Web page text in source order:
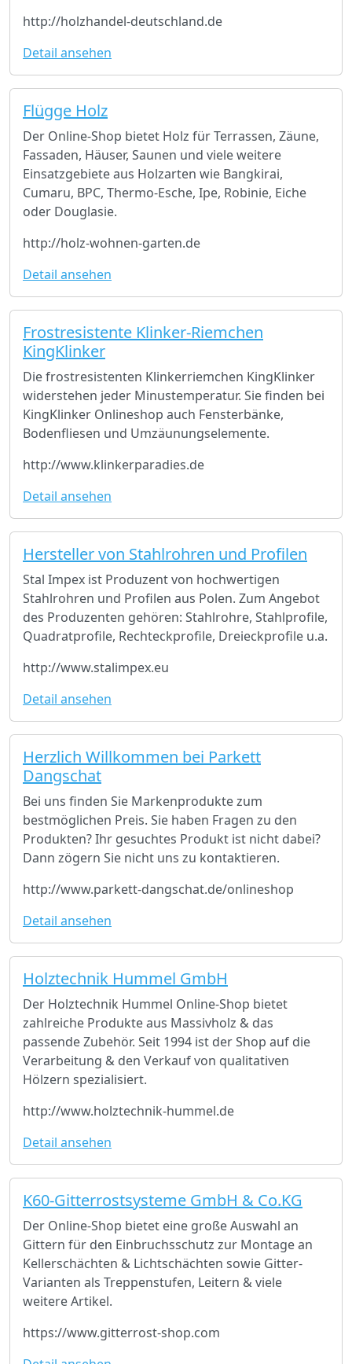
http://holzhandel-deutschland.de
Detail ansehen
Flügge Holz
Der Online-Shop bietet Holz für Terrassen, Zäune,
Fassaden, Häuser, Saunen und viele weitere
Einsatzgebiete aus Holzarten wie Bangkirai,
Cumaru, BPC, Thermo-Esche, Ipe, Robinie, Eiche
oder Douglasie.
http://holz-wohnen-garten.de
Detail ansehen
Frostresistente Klinker-Riemchen
KingKlinker
Die frostresistenten Klinkerriemchen KingKlinker
widerstehen jeder Minustemperatur. Sie finden bei
KingKlinker Onlineshop auch Fensterbänke,
Bodenfliesen und Umzäunungselemente.
http://www.klinkerparadies.de
Detail ansehen
Hersteller von Stahlrohren und Profilen
Stal Impex ist Produzent von hochwertigen
Stahlrohren und Profilen aus Polen. Zum Angebot
des Produzenten gehören: Stahlrohre, Stahlprofile,
Quadratprofile, Rechteckprofile, Dreieckprofile u.a.
http://www.stalimpex.eu
Detail ansehen
Herzlich Willkommen bei Parkett
Dangschat
Bei uns finden Sie Markenprodukte zum
bestmöglichen Preis. Sie haben Fragen zu den
Produkten? Ihr gesuchtes Produkt ist nicht dabei?
Dann zögern Sie nicht uns zu kontaktieren.
http://www.parkett-dangschat.de/onlineshop
Detail ansehen
Holztechnik Hummel GmbH
Der Holztechnik Hummel Online-Shop bietet
zahlreiche Produkte aus Massivholz & das
passende Zubehör. Seit 1994 ist der Shop auf die
Verarbeitung & den Verkauf von qualitativen
Hölzern spezialisiert.
http://www.holztechnik-hummel.de
Detail ansehen
K60-Gitterrostsysteme GmbH & Co.KG
Der Online-Shop bietet eine große Auswahl an
Gittern für den Einbruchsschutz zur Montage an
Kellerschächten & Lichtschächten sowie Gitter-
Varianten als Treppenstufen, Leitern & viele
weitere Artikel.
https://www.gitterrost-shop.com